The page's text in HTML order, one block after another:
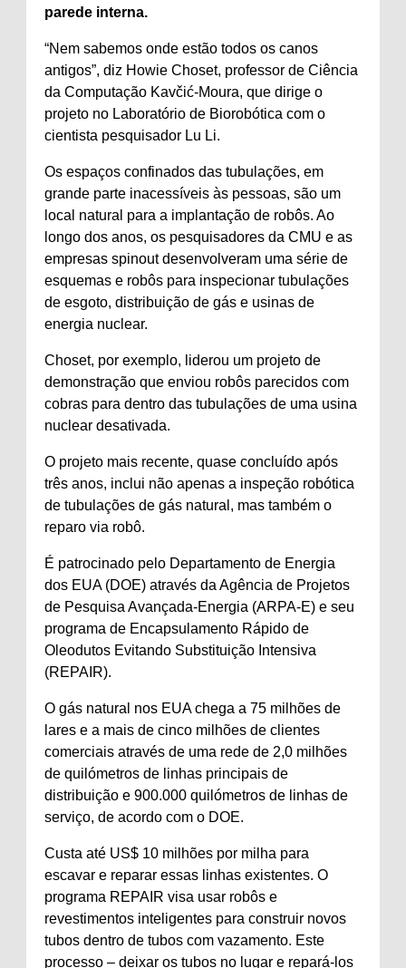
parede interna.
“Nem sabemos onde estão todos os canos
antigos”, diz Howie Choset, professor de Ciência
da Computação Kavčić-Moura, que dirige o
projeto no Laboratório de Biorobótica com o
cientista pesquisador Lu Li.
Os espaços confinados das tubulações, em
grande parte inacessíveis às pessoas, são um
local natural para a implantação de robôs. Ao
longo dos anos, os pesquisadores da CMU e as
empresas spinout desenvolveram uma série de
esquemas e robôs para inspecionar tubulações
de esgoto, distribuição de gás e usinas de
energia nuclear.
Choset, por exemplo, liderou um projeto de
demonstração que enviou robôs parecidos com
cobras para dentro das tubulações de uma usina
nuclear desativada.
O projeto mais recente, quase concluído após
três anos, inclui não apenas a inspeção robótica
de tubulações de gás natural, mas também o
reparo via robô.
É patrocinado pelo Departamento de Energia
dos EUA (DOE) através da Agência de Projetos
de Pesquisa Avançada-Energia (ARPA-E) e seu
programa de Encapsulamento Rápido de
Oleodutos Evitando Substituição Intensiva
(REPAIR).
O gás natural nos EUA chega a 75 milhões de
lares e a mais de cinco milhões de clientes
comerciais através de uma rede de 2,0 milhões
de quilómetros de linhas principais de
distribuição e 900.000 quilómetros de linhas de
serviço, de acordo com o DOE.
Custa até US$ 10 milhões por milha para
escavar e reparar essas linhas existentes. O
programa REPAIR visa usar robôs e
revestimentos inteligentes para construir novos
tubos dentro de tubos com vazamento. Este
processo – deixar os tubos no lugar e repará-los